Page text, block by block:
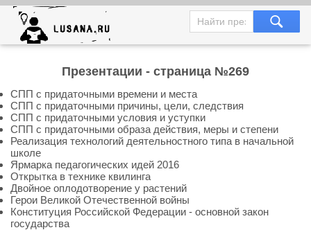
Презентации - страница №269
СПП с придаточными времени и места
СПП с придаточными причины, цели, следствия
СПП с придаточными условия и уступки
СПП с придаточными образа действия, меры и степени
Реализация технологий деятельностного типа в начальной
школе
Ярмарка педагогических идей 2016
Открытка в технике квилинга
Двойное оплодотворение у растений
Герои Великой Отечественной войны
Конституция Российской Федерации - основной закон
государства